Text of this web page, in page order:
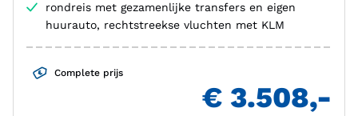
rondreis met gezamenlijke transfers en eigen
huurauto, rechtstreekse vluchten met KLM
Complete prijs
€ 3.508,-